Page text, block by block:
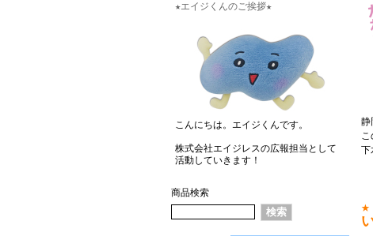
★エイジくんのご挨拶★
こんにちは。エイジくんです。
株式会社エイジレスの広報担当として
活動していきます！
商品検索
静
下
★